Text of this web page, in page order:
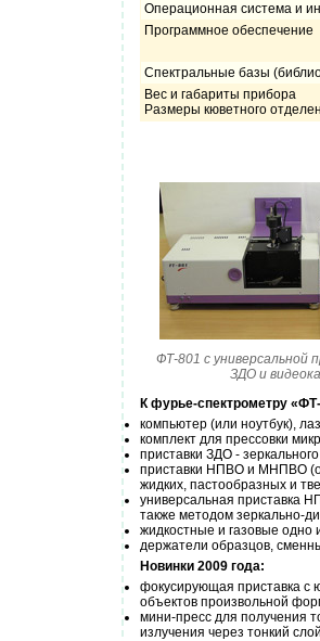
Операционная система и
Программное обеспечение
Спектральные базы
Вес и габариты прибора
Размеры кюветного
ФТ-801 с универсальной
ЗДО и
К фурье-спектрометру
компьютер (или ноутбук),
комплект для прессовки
приставки ЗДО -
приставки НПВО и МНПВО
жидких, пастообразных и
универсальная приставка
также методом зеркально-
жидкостные и газовые
держатели образцов,
Новинки 2009 года:
фокусирующая приставка с
объектов произвольной
мини-пресс для получения
излучения через тонкий